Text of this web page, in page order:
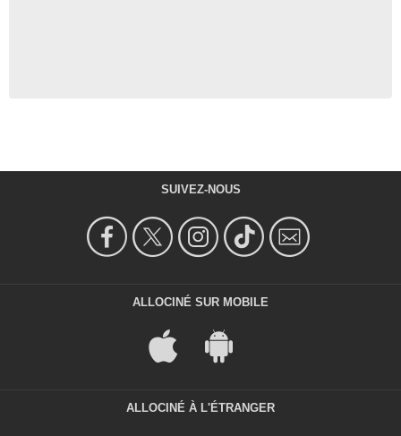
SUIVEZ-NOUS
ALLOCINÉ SUR MOBILE
ALLOCINÉ À L'ÉTRANGER